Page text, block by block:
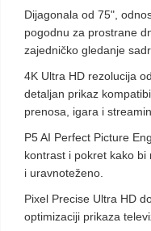
Dijagonala od 75",
pogodnu za prostrane
zajedničko gledanje
4K Ultra HD rezolucija
detaljan prikaz
prenosa, igara i
P5 AI Perfect Picture
kontrast i pokret kako bi
i uravnoteženo.
Pixel Precise Ultra HD
optimizaciji prikaza